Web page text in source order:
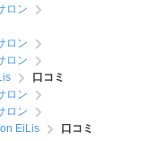
ロン
ロン
ロン
口コミ
ロン
ロン
EiLis
口コミ